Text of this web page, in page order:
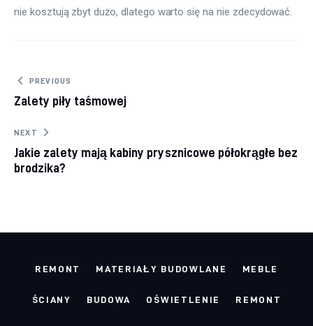
nie kosztują zbyt dużo, dlatego warto się na nie zdecydować.
Nawigacja
wpisu
PREVIOUS
Zalety piły taśmowej
NEXT
Jakie zalety mają kabiny prysznicowe półokrągłe bez
brodzika?
REMONT MATERIAŁY BUDOWLANE MEBLE
ŚCIANY BUDOWA OŚWIETLENIE REMONT